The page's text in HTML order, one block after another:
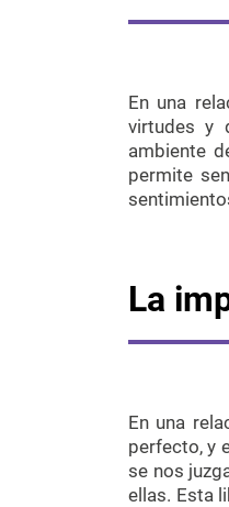
En una
virtudes y
ambiente
permite
La
En una
perfecto, y
se nos
ellas. Esta